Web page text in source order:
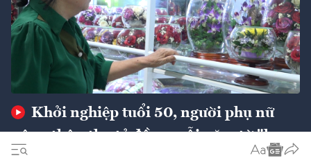
Khởi nghiệp tuổi 50, người phụ nữ
nông thôn thu tỷ đồng mỗi năm từ "hoa
bất tử"